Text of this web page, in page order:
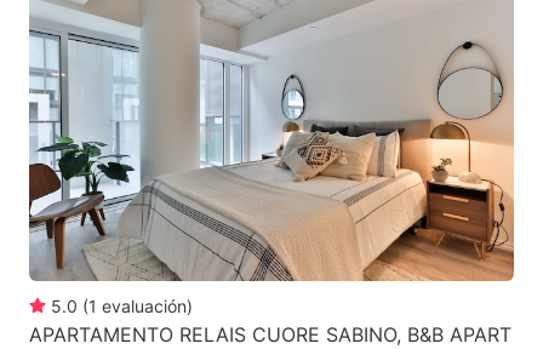
5.0 (1 evaluación)
APARTAMENTO RELAIS CUORE SABINO, B&B APART